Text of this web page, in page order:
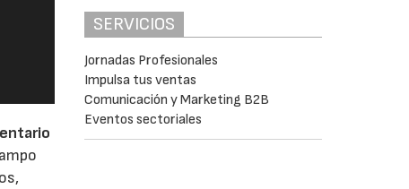
SERVICIOS
Jornadas Profesionales
Impulsa tus ventas
Comunicación y Marketing B2B
Eventos sectoriales